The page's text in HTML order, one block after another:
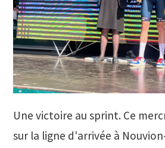
Une victoire au sprint. Ce
sur la ligne d'arrivée à